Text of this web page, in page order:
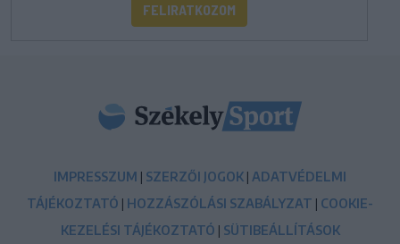
FELIRATKOZOM
IMPRESSZUM | SZERZŐI JOGOK | ADATVÉDELMI
TÁJÉKOZTATÓ | HOZZÁSZÓLÁSI SZABÁLYZAT | COOKIE-
KEZELÉSI TÁJÉKOZTATÓ | SÜTIBEÁLLÍTÁSOK